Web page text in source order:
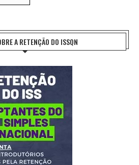
A RETENÇÃO DO ISSQN